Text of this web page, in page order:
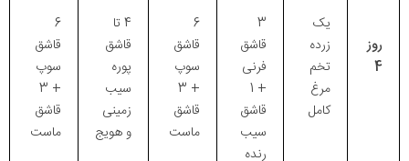
روز
4
یک
زرده
تخم
مرغ
کامل
3
قاشق
فرنی
+ 1
قاشق
سیب
رنده
6
قاشق
سوپ
+ 3
قاشق
ماست
4 تا
قاشق
پوره
سیب
زمینی
و هویج
6
قاشق
سوپ
+ 3
قاشق
ماست